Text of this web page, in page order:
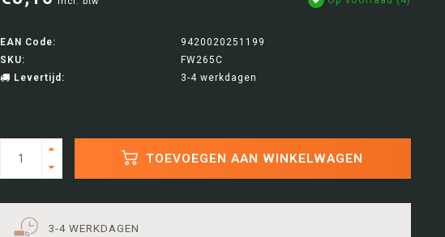
EAN Code:
9420020251199
SKU:
FW265C
Levertijd:
3-4 werkdagen
TOEVOEGEN AAN WINKELWAGEN
3-4 WERKDAGEN